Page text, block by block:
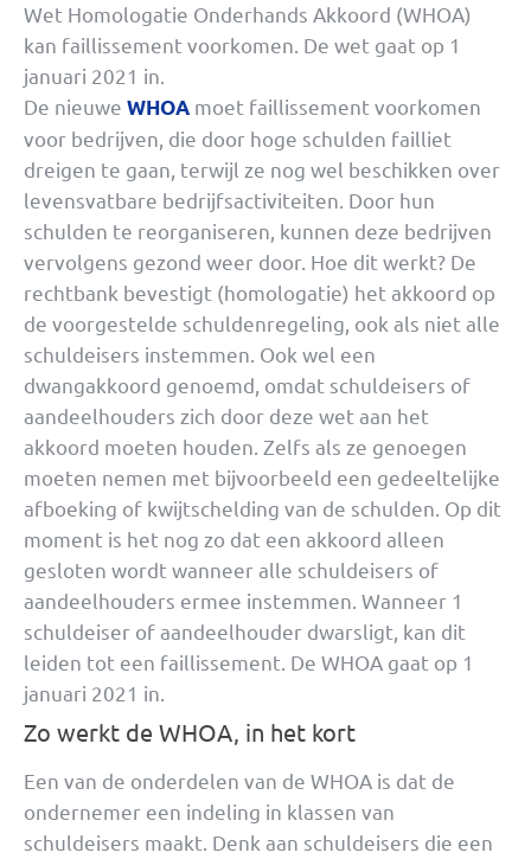
Wet Homologatie Onderhands Akkoord (WHOA)
kan faillissement voorkomen. De wet gaat op 1
januari 2021 in.
De nieuwe WHOA moet faillissement voorkomen
voor bedrijven, die door hoge schulden failliet
dreigen te gaan, terwijl ze nog wel beschikken over
levensvatbare bedrijfsactiviteiten. Door hun
schulden te reorganiseren, kunnen deze bedrijven
vervolgens gezond weer door. Hoe dit werkt? De
rechtbank bevestigt (homologatie) het akkoord op
de voorgestelde schuldenregeling, ook als niet alle
schuldeisers instemmen. Ook wel een
dwangakkoord genoemd, omdat schuldeisers of
aandeelhouders zich door deze wet aan het
akkoord moeten houden. Zelfs als ze genoegen
moeten nemen met bijvoorbeeld een gedeeltelijke
afboeking of kwijtschelding van de schulden. Op dit
moment is het nog zo dat een akkoord alleen
gesloten wordt wanneer alle schuldeisers of
aandeelhouders ermee instemmen. Wanneer 1
schuldeiser of aandeelhouder dwarsligt, kan dit
leiden tot een faillissement. De WHOA gaat op 1
januari 2021 in.
Zo werkt de WHOA, in het kort
Een van de onderdelen van de WHOA is dat de
ondernemer een indeling in klassen van
schuldeisers maakt. Denk aan schuldeisers die een